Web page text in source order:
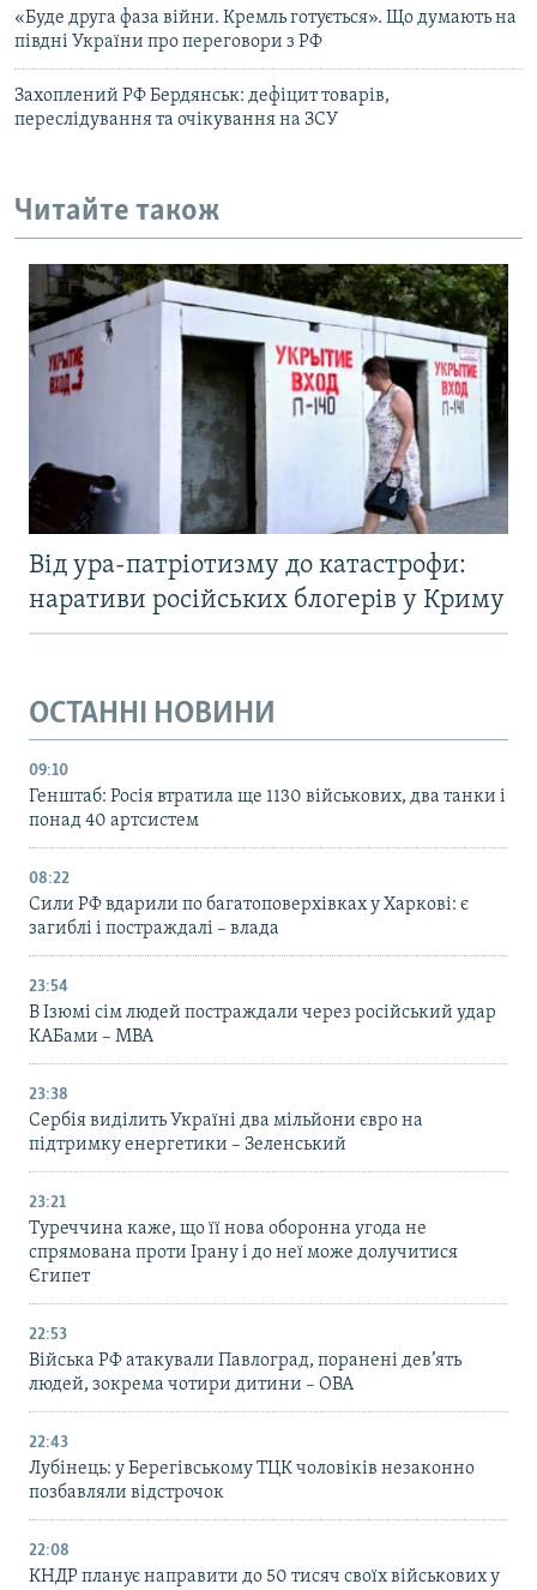
«Буде друга фаза війни. Кремль готується». Що думають на
півдні України про переговори з РФ
Захоплений РФ Бердянськ: дефіцит товарів,
переслідування та очікування на ЗСУ
Читайте також
Від ура-патріотизму до катастрофи:
наративи російських блогерів у Криму
ОСТАННІ НОВИНИ
09:10
Генштаб: Росія втратила ще 1130 військових, два танки і
понад 40 артсистем
08:22
Сили РФ вдарили по багатоповерхівках у Харкові: є
загиблі і постраждалі – влада
23:54
В Ізюмі сім людей постраждали через російський удар
КАБами – МВА
23:38
Сербія виділить Україні два мільйони євро на
підтримку енергетики – Зеленський
23:21
Туреччина каже, що її нова оборонна угода не
спрямована проти Ірану і до неї може долучитися
Єгипет
22:53
Війська РФ атакували Павлоград, поранені дев’ять
людей, зокрема чотири дитини – ОВА
22:43
Лубінець: у Берегівському ТЦК чоловіків незаконно
позбавляли відстрочок
22:08
КНДР планує направити до 50 тисяч своїх військових у